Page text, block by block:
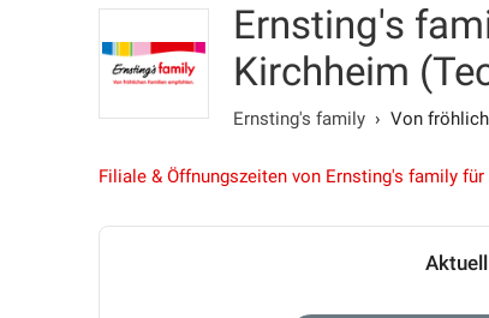
Ernsting's
Kirchheim
Ernsting's family › Von
Filiale & Öffnungszeiten von Ernsting's family